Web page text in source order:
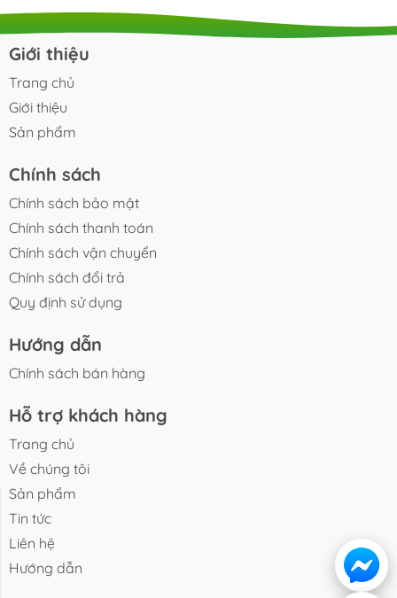
Giới thiệu
Trang chủ
Giới thiệu
Sản phẩm
Chính sách
Chính sách bảo mật
Chính sách thanh toán
Chính sách vận chuyển
Chính sách đổi trả
Quy định sử dụng
Hướng dẫn
Chính sách bán hàng
Hỗ trợ khách hàng
Trang chủ
Về chúng tôi
Sản phẩm
Tin tức
Liên hệ
Hướng dẫn